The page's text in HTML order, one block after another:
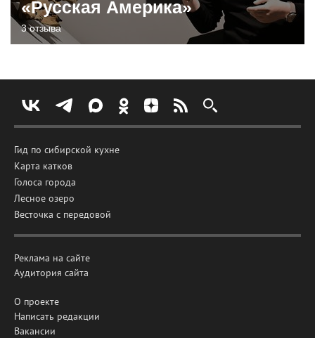
«Русская Америка»
3 отзыва
Гид по сибирской кухне
Карта катков
Голоса города
Лесное озеро
Весточка с передовой
Реклама на сайте
Аудитория сайта
О проекте
Написать редакции
Вакансии